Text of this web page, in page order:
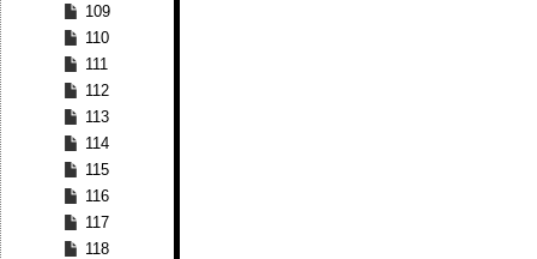
109
110
111
112
113
114
115
116
117
118